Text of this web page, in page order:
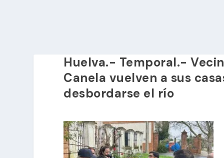
Huelva.- Temporal.-
Canela vuelven a sus
desbordarse el río